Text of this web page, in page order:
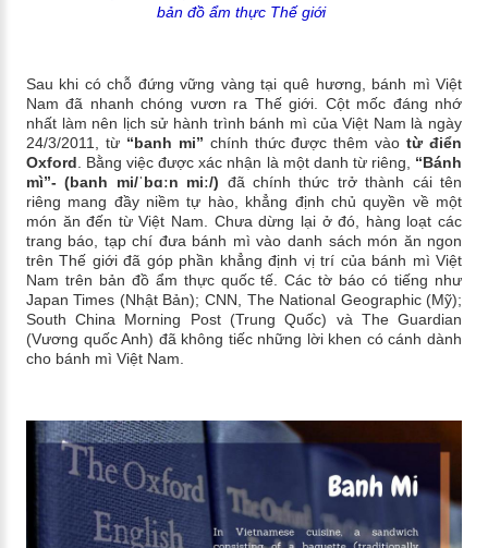
bản đồ ẩm thực Thế giới
Sau khi có chỗ đứng vững vàng tại quê hương, bánh mì Việt
Nam đã nhanh chóng vươn ra Thế giới. Cột mốc đáng nhớ
nhất làm nên lịch sử hành trình bánh mì của Việt Nam là ngày
24/3/2011, từ “banh mi” chính thức được thêm vàotừ điển
Oxford. Bằng việc được xác nhận là một danh từ riêng, “Bánh
mì”- (banh mi/ˈbɑːn miː/) đã chính thức trở thành cái tên
riêng mang đầy niềm tự hào, khẳng định chủ quyền về một
món ăn đến từ Việt Nam. Chưa dừng lại ở đó, hàng loạt các
trang báo, tạp chí đưa bánh mì vào danh sách món ăn ngon
trên Thế giới đã góp phần khẳng định vị trí của bánh mì Việt
Nam trên bản đồ ẩm thực quốc tế. Các tờ báo có tiếng như
Japan Times (Nhật Bản); CNN, The National Geographic (Mỹ);
South China Morning Post (Trung Quốc) và The Guardian
(Vương quốc Anh) đã không tiếc những lời khen có cánh dành
cho bánh mì Việt Nam.